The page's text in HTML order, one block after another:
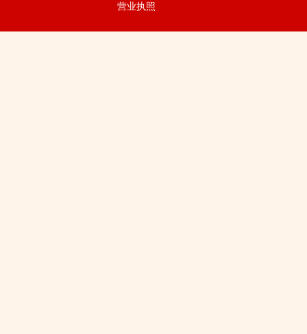
营业执照